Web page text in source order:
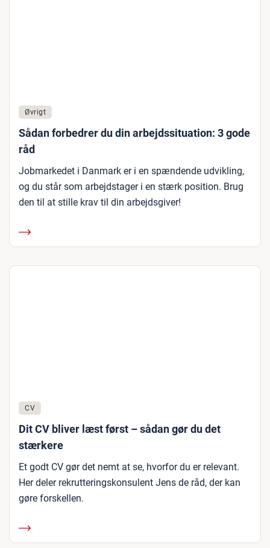
Øvrigt
Sådan forbedrer du din arbejdssituation: 3 gode
råd
Jobmarkedet i Danmark er i en spændende udvikling,
og du står som arbejdstager i en stærk position. Brug
den til at stille krav til din arbejdsgiver!
CV
Dit CV bliver læst først – sådan gør du det
stærkere
Et godt CV gør det nemt at se, hvorfor du er relevant.
Her deler rekrutteringskonsulent Jens de råd, der kan
gøre forskellen.